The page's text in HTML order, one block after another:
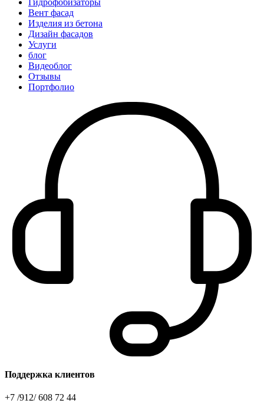
Гидрофобизаторы
Вент фасад
Изделия из бетона
Дизайн фасадов
Услуги
блог
Видеоблог
Отзывы
Портфолио
Поддержка клиентов
+7 /912/ 608 72 44